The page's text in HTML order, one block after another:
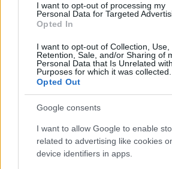
I want to opt-out of processing my
Personal Data for Targeted
Opted In
I want to opt-out of Collection, Use,
Retention, Sale, and/or Sharing of
Personal Data that Is Unrelated
Purposes for which it was collected.
Opted Out
Google consents
I want to allow Google to enable
related to advertising like cookies
device identifiers in apps.
Condividi l'articolo
F
a
ce
b
o
o
k
T
w
it
te
r
Pi
n
te
re
st
W
h
at
s
p
p
S
h
a
re
Prossimo articolo
NOTIZIE RECENTI